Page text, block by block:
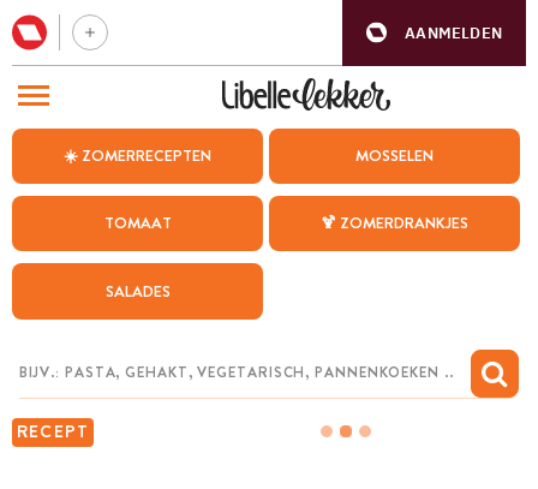
AANMELDEN
☀️ ZOMERRECEPTEN MOSSELEN
TOMAAT 🍹 ZOMERDRANKJES
SALADES
RECEPT
BEZOEK ONZE ANDERE WEBSITES
WEEKMENU
CHAT MET MAIA
MIJN BEWAARDE RECEPTEN